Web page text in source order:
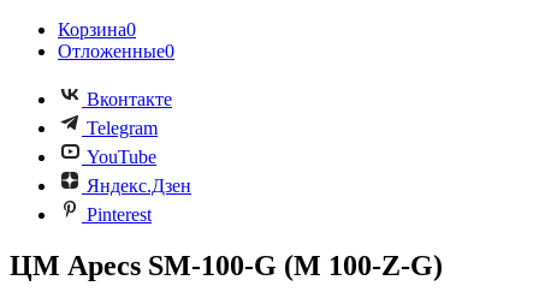
Корзина0
Отложенные0
Вконтакте
Telegram
YouTube
Яндекс.Дзен
Pinterest
ЦМ Apecs SM-100-G (M 100-Z-G)